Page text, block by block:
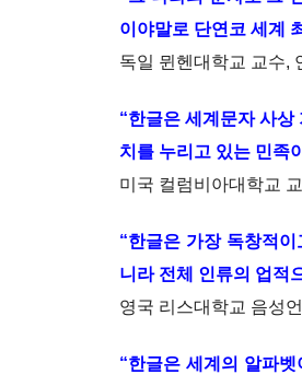
이야말로 단연코 세계
독일 뮌헨대학교 교수,
“한글은 세계문자 사
치를 누리고 있는 민족
미국 컬럼비아대학교
“한글은 가장 독창적
니라 전체 인류의 업적
영국 리스대학교 음성
“한글은 세계의 알파